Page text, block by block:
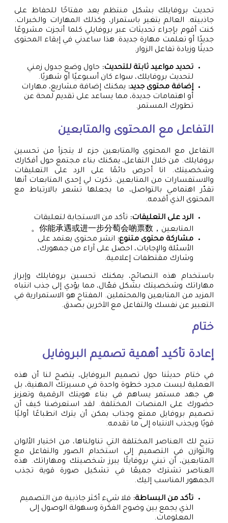
تحديث بروفايلك بشكل منتظم يعد مفتاحًا للحفاظ على
جاذبيته. العالم يتغير باستمرار، وكذلك المهارات والخبرات.
كنت أقوم بإجراء تحديثات عبر بروفايلي كلما أنجزت مشروعًا
جديدًا أو تعلمت مهارة جديدة. هذا ساعدني في إبقاء المحتوى
حديثًا وزيادة تفاعل الزوار.
تحديد مواعيد ثابتة للتحديث: حاول وضع جدول زمني
لتحديث بروفايلك، سواء كان أسبوعيًا أو شهريًا.
إضافة محتوى جديد: يمكنك إضافة مشاريع، مهارات
أو اهتمامات جديدة، مما يساعد على تقديم لمحة عن
تطورك المستمر.
التفاعل مع المحتوى والمتابعين
التفاعل مع المحتوى والمتابعين جزء لا يتجزأ من تحسين
بروفايلك. من خلال التفاعل، يمكنك بناء مجتمع حول أفكارك
وشخصيتك. انا أحرص دائمًا على الرد على التعليقات
والاستفسارات من المتابعين. ذكرت لي إحدى المتابعات أنها
تقدّر اهتمامي بالتواصل، ما يجعلها تشعر بالارتباط مع
المحتوى الذي أقدمه.
الرد على التعليقات: تأكد من الاستجابة لتعليقات
المتابعين，你能承遇或进一步分萄会啲票数。
مشاركة محتوى متنوع: انشر محتوى يعتمد على
الأسئلة والإجابات، احصل على آراء من جمهورك،
وشارك مقتطفات إعلامية.
باستخدام هذه النصائح، يمكنك تحسين بروفايلك وإبراز
مهاراتك وشخصيتك بشكل فعّال، مما يؤدي إلى جذب انتباه
المزيد من المتابعين والمحتملين. المفتاح هو الاستمرارية في
التعبير عن نفسك والتفاعل مع الآخرين بصدق.
ختام
إعادة تأكيد أهمية تصميم البروفايل
في ختام حديثنا حول تصميم البروفايل، يتضح لنا أن هذه
العملية ليست مجرد خطوة واحدة في مسيرتك المهنية، بل
هي جهد مستمر يساهم في بناء هويتك الرقمية وتعزيز
حضورك على المنصات المختلفة. لقد استعرضنا كيف أن
تصميم بروفايل ممتع وجذاب يمكن أن يترك انطباعًا أوليًا
قويًا ويجذب الانتباه إلى ما تقدمه.
تتيح لك العناصر المختلفة التي تناولناها، من اختيار الألوان
والتوازن في التصميم إلى استخدام الصور والتفاعل مع
المتابعين، أن تبني بروفايلًا يبرز شخصيتك ومهاراتك. هذه
العناصر تشترك جميعًا في تشكيل صورة قوية تجذب
الجمهور المناسب إليك.
تأكد من البساطة: فلا شيء أكثر جاذبية من التصميم
الذي يجمع بين وضوح الفكرة وسهولة الوصول إلى
المعلومات.